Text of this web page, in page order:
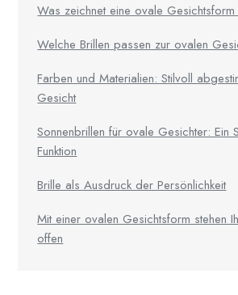
Was zeichnet eine ovale Gesichtsform
Welche Brillen passen zur ovalen
Farben und Materialien: Stilvoll
Gesicht
Sonnenbrillen für ovale Gesichter: Ein
Funktion
Brille als Ausdruck der Persönlichkeit
Mit einer ovalen Gesichtsform stehen
offen